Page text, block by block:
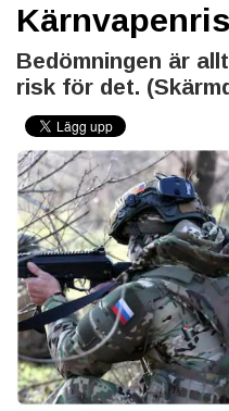
Bedömningen är
risk för det.